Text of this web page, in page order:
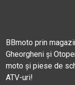
BBmoto prin
Gheorgheni și
moto și piese de
ATV-uri!